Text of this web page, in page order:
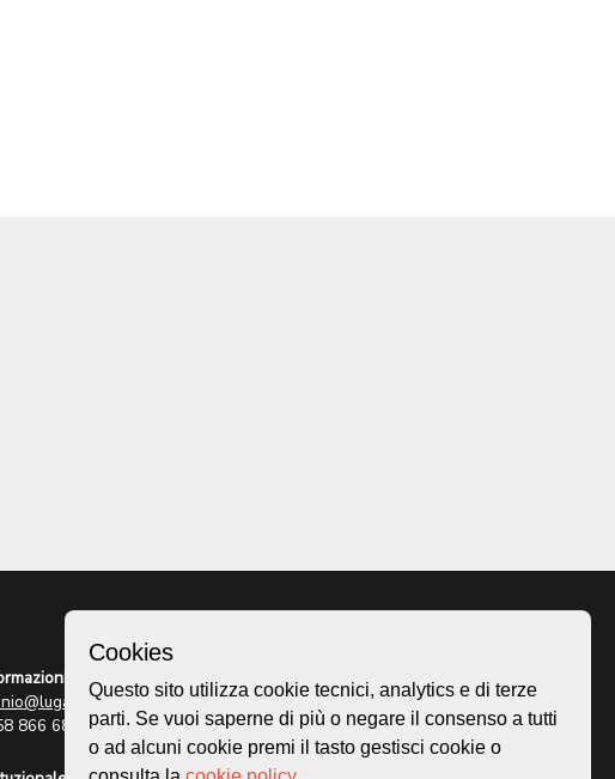
866 68 50
Homepage
Mappa
Storie
Cookies
Questo sito utilizza cookie tecnici, analytics e di terze
parti. Se vuoi saperne di più o negare il consenso a tutti
o ad alcuni cookie premi il tasto gestisci cookie o